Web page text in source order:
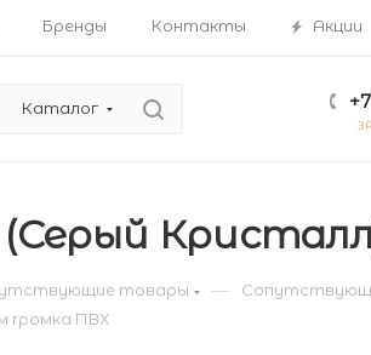
Бренды Контакты Акции
Каталог
товары —
rромка ПВХ